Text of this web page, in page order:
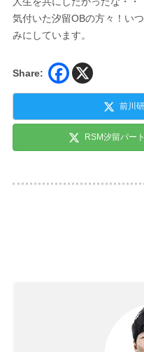
気付いた汐留OBの方々！い
みにしています。
Share:
前川
RSM汐留パー